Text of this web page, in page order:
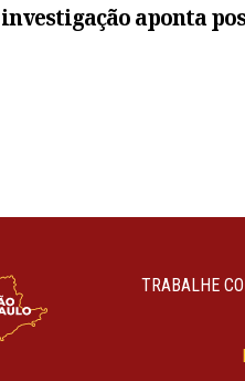
investigação aponta
TRABALHE